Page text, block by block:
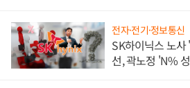
전자·전기·정보통신
SK하이닉스 노
선, 곽노정 'N%